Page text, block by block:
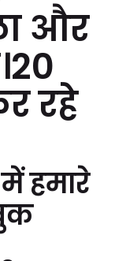
और
रहे
हमारे